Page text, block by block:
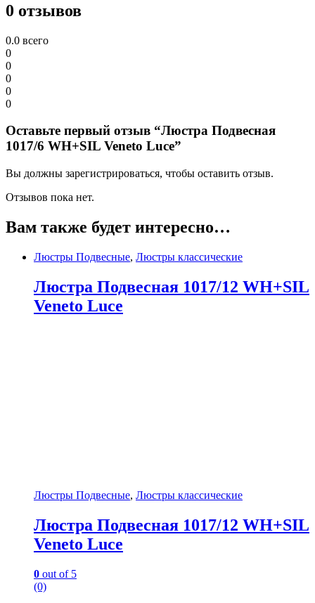
0 отзывов
0.0 всего
0
0
0
0
0
Оставьте первый отзыв “Люстра Подвесная
1017/6 WH+SIL Veneto Luce”
Вы должны зарегистрироваться, чтобы оставить отзыв.
Отзывов пока нет.
Вам также будет интересно…
Люстры Подвесные, Люстры классические
Люстра Подвесная 1017/12 WH+SIL
Veneto Luce
Люстры Подвесные, Люстры классические
Люстра Подвесная 1017/12 WH+SIL
Veneto Luce
0 out of 5
(0)